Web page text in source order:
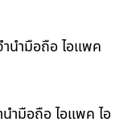
นำมือถือ ไอแพค
ำมือถือ ไอแพค ไอ